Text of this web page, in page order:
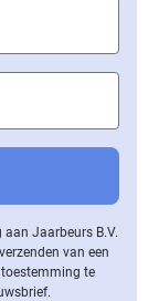
Jaarbeurs B.V.
van een
te